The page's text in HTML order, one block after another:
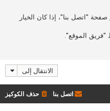
"اتصل بنا"، إذا كان الخيار
"فريق الموقع".
الانتقال إلى
حذف الكوكيز اتصل بنا